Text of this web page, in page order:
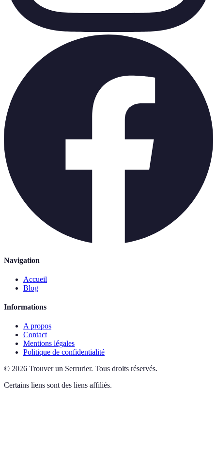
Navigation
Accueil
Blog
Informations
A propos
Contact
Mentions légales
Politique de confidentialité
© 2026 Trouver un Serrurier. Tous droits réservés.
Certains liens sont des liens affiliés.